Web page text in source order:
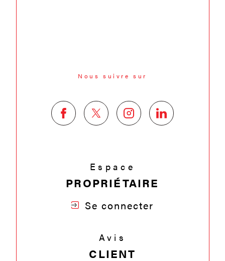
Nous suivre sur
Espace
PROPRIÉTAIRE
Se connecter
Avis
CLIENT